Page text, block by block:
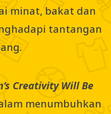
minat, bakat dan
tantangan
Creativity Will Be
menumbuhkan